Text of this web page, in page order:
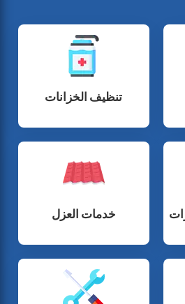
تنظيف الخزانات
خدمات العزل